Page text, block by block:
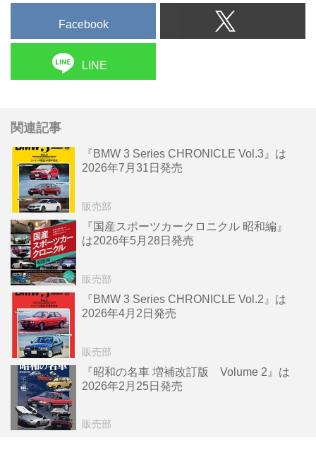
Facebook
LINE
関連記事
『BMW 3 Series CHRONICLE Vol.3』は
2026年7月31日発売
販売部
『国産スポーツカークロニクル 昭和編』
は2026年5月28日発売
販売部
『BMW 3 Series CHRONICLE Vol.2』は
2026年4月2日発売
販売部
『昭和の名車 増補改訂版 Volume 2』は
2026年2月25日発売
販売部